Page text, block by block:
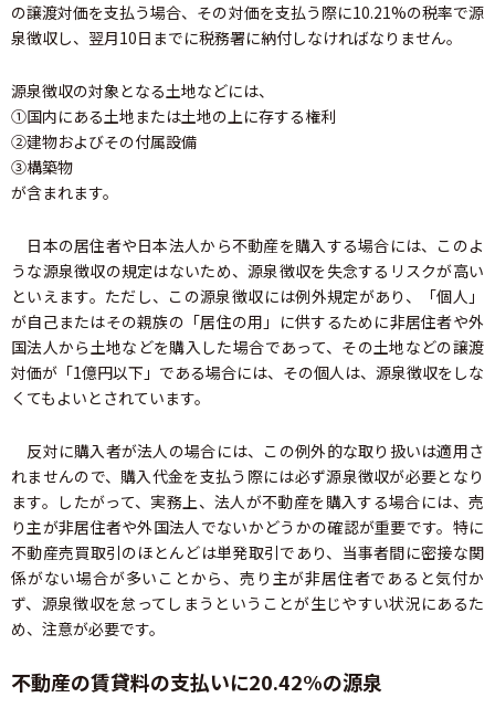
の譲渡対価を支払う場合、その対価を支払う際に10.21%の税率で源
泉徴収し、翌月10日までに税務署に納付しなければなりません。
源泉徴収の対象となる土地などには、
①国内にある土地または土地の上に存する権利
②建物およびその付属設備
③構築物
が含まれます。
日本の居住者や日本法人から不動産を購入する場合には、このよ
うな源泉徴収の規定はないため、源泉徴収を失念するリスクが高い
といえます。ただし、この源泉徴収には例外規定があり、「個人」
が自己またはその親族の「居住の用」に供するために非居住者や外
国法人から土地などを購入した場合であって、その土地などの譲渡
対価が「1億円以下」である場合には、その個人は、源泉徴収をしな
くてもよいとされています。
反対に購入者が法人の場合には、この例外的な取り扱いは適用さ
れませんので、購入代金を支払う際には必ず源泉徴収が必要となり
ます。したがって、実務上、法人が不動産を購入する場合には、売
り主が非居住者や外国法人でないかどうかの確認が重要です。特に
不動産売買取引のほとんどは単発取引であり、当事者間に密接な関
係がない場合が多いことから、売り主が非居住者であると気付か
ず、源泉徴収を怠ってしまうということが生じやすい状況にあるた
め、注意が必要です。
不動産の賃貸料の支払いに20.42%の源泉